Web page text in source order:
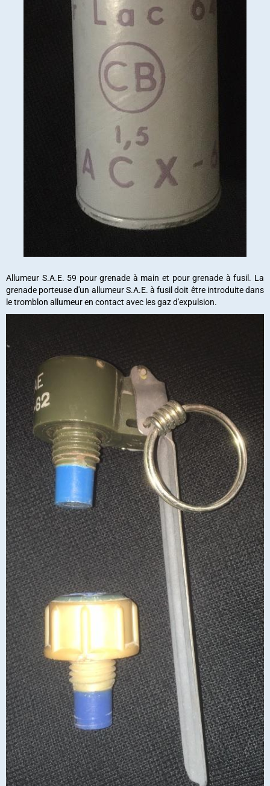
Allumeur S.A.E. 59 pour grenade à main et pour grenade à fusil. La
grenade porteuse d'un allumeur S.A.E. à fusil doit être introduite dans
le tromblon allumeur en contact avec les gaz d'expulsion.